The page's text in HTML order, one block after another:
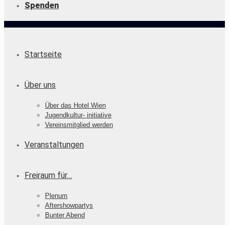
Spenden
Startseite
Über uns
Über das Hotel Wien
Jugendkultur- initiative
Vereinsmitglied werden
Veranstaltungen
Freiraum für…
Plenum
Aftershowpartys
Bunter Abend